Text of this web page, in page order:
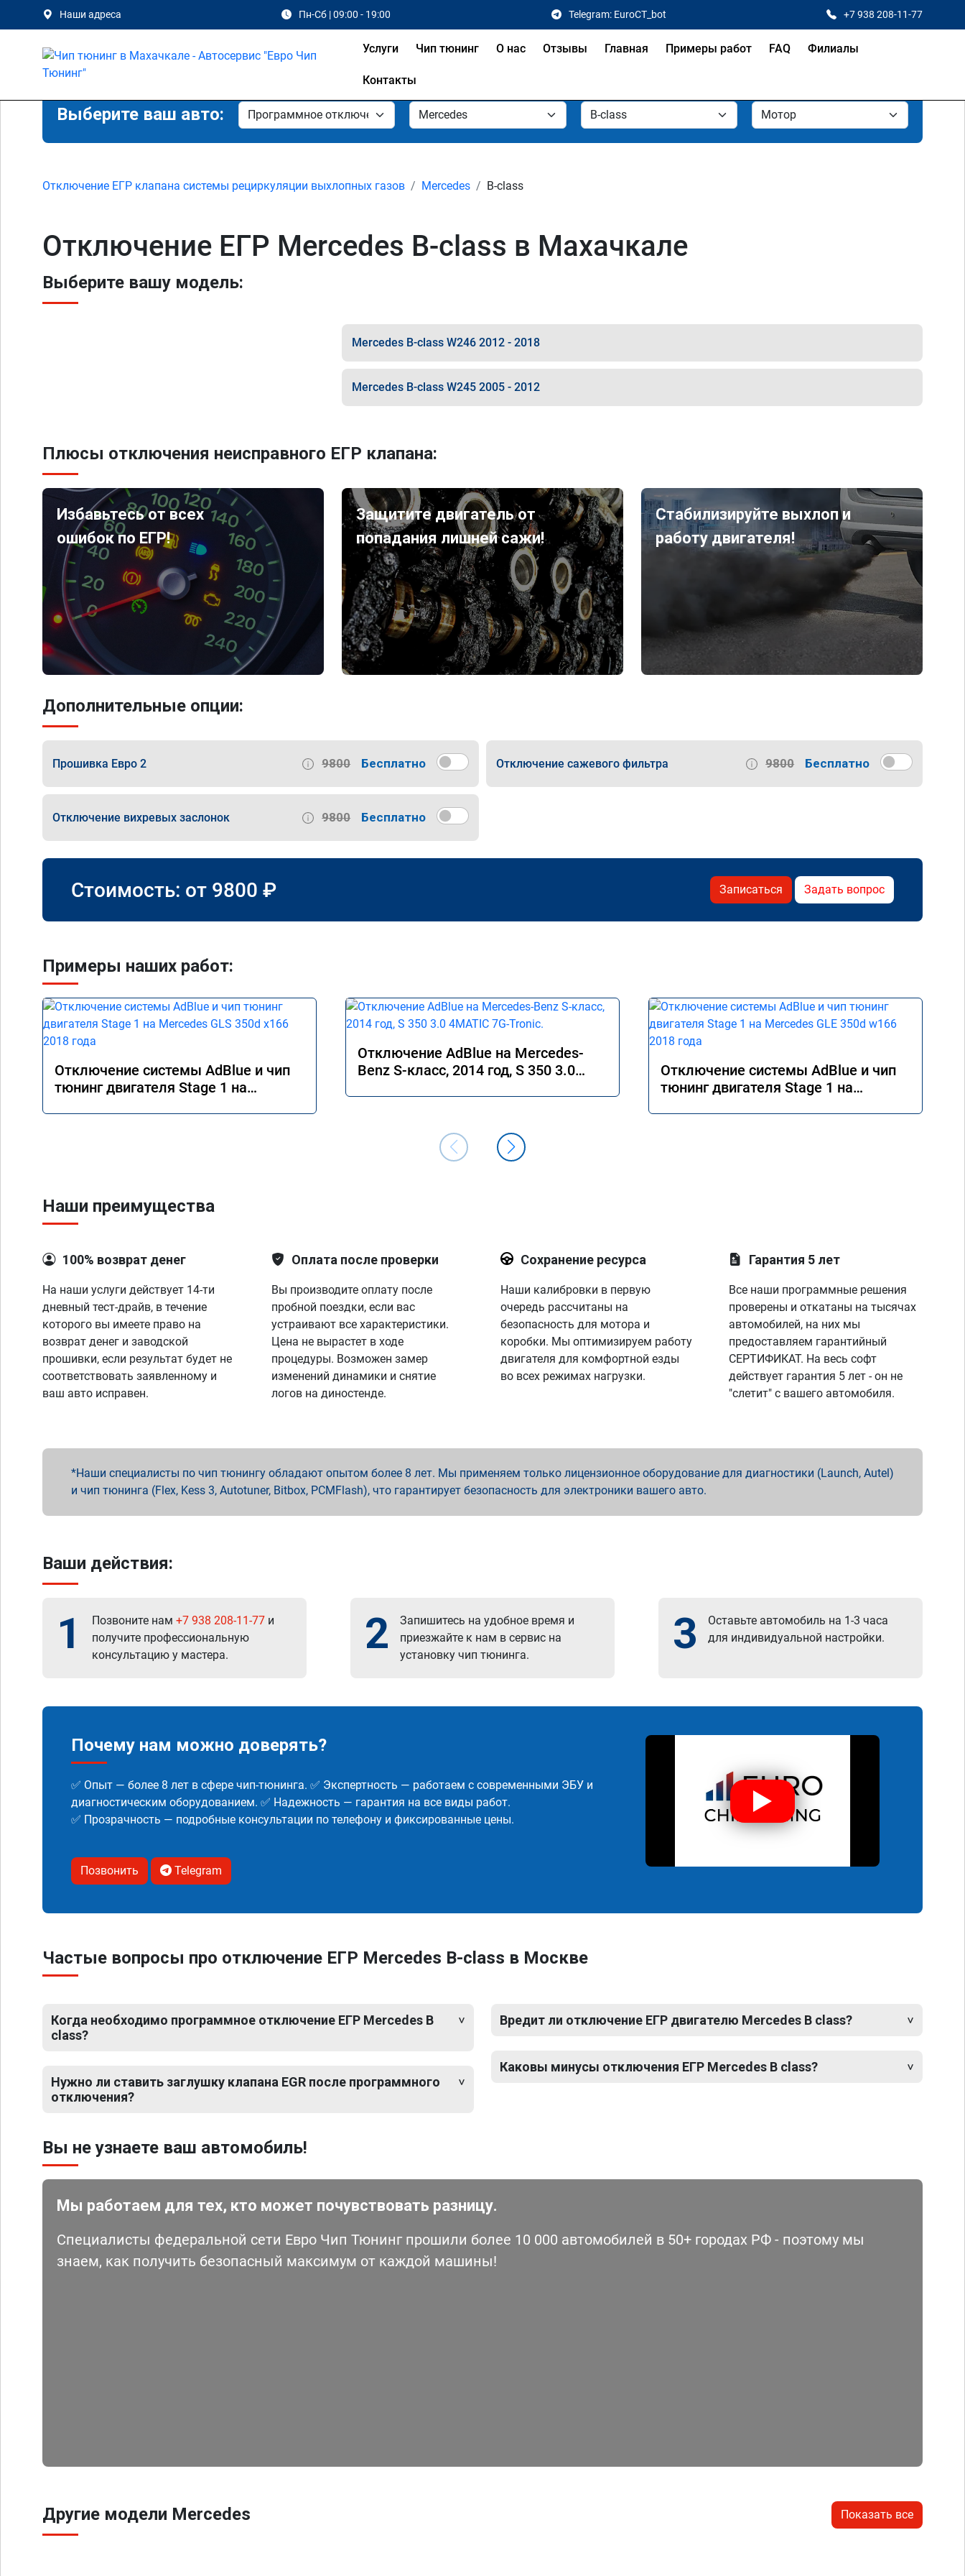
Наши адреса Пн-Сб | 09:00 - 19:00 Telegram: EuroCT_bot +7 938 208-11-77
Услуги Чип тюнинг О нас Отзывы Главная Примеры работ FAQ Филиалы
Контакты
Выберите ваш авто:
Отключение ЕГР клапана системы рециркуляции выхлопных газов Mercedes B-class
Отключение ЕГР Mercedes B-class в Махачкале
Выберите вашу модель:
Mercedes B-class W246 2012 - 2018
Mercedes B-class W245 2005 - 2012
Плюсы отключения неисправного ЕГР клапана:
Избавьтесь от всех
ошибок по ЕГР!
Защитите двигатель от
попадания лишней сажи!
Стабилизируйте выхлоп и
работу двигателя!
Дополнительные опции:
Прошивка Евро 2 9800 Бесплатно Отключение сажевого фильтра 9800 Бесплатно
Отключение вихревых заслонок 9800 Бесплатно
Стоимость: от 9800 ₽ Записаться Задать вопрос
Примеры наших работ:
Отключение системы AdBlue и чип
тюнинг двигателя Stage 1 на
Отключение AdBlue на Mercedes-
Benz S-класс, 2014 год, S 350 3.0
Отключение системы AdBlue и чип
тюнинг двигателя Stage 1 на
Наши преимущества
100% возврат денег
На наши услуги действует 14-ти
дневный тест-драйв, в течение
которого вы имеете право на
возврат денег и заводской
прошивки, если результат будет не
соответствовать заявленному и
ваш авто исправен.
Оплата после проверки
Вы производите оплату после
пробной поездки, если вас
устраивают все характеристики.
Цена не вырастет в ходе
процедуры. Возможен замер
изменений динамики и снятие
логов на диностенде.
Сохранение ресурса
Наши калибровки в первую
очередь рассчитаны на
безопасность для мотора и
коробки. Мы оптимизируем работу
двигателя для комфортной езды
во всех режимах нагрузки.
Гарантия 5 лет
Все наши программные решения
проверены и откатаны на тысячах
автомобилей, на них мы
предоставляем гарантийный
СЕРТИФИКАТ. На весь софт
действует гарантия 5 лет - он не
"слетит" с вашего автомобиля.
Наши специалисты по чип тюнингу обладают опытом более 8 лет. Мы применяем только лицензионное оборудование для диагностики (Launch, Autel)
и чип тюнинга (Flex, Kess 3, Autotuner, Bitbox, PCMFlash), что гарантирует безопасность для электроники вашего авто.
Ваши действия:
1 Позвоните нам +7 938 208-11-77 и
получите профессиональную
консультацию у мастера.
2
Запишитесь на удобное время и
приезжайте к нам в сервис на
установку чип тюнинга.
3
Оставьте автомобиль на 1-3 часа
для индивидуальной настройки.
Почему нам можно доверять?
✅ Опыт — более 8 лет в сфере чип-тюнинга. ✅ Экспертность — работаем с современными ЭБУ и
диагностическим оборудованием. ✅ Надежность — гарантия на все виды работ.
✅ Прозрачность — подробные консультации по телефону и фиксированные цены.
Позвонить Telegram
Частые вопросы про отключение ЕГР Mercedes B-class в Москве
Когда необходимо программное отключение ЕГР Mercedes B
class?
Нужно ли ставить заглушку клапана EGR после программного
отключения?
Вредит ли отключение ЕГР двигателю Mercedes B class?
Каковы минусы отключения ЕГР Mercedes B class?
Вы не узнаете ваш автомобиль!
Мы работаем для тех, кто может почувствовать разницу.
Специалисты федеральной сети Евро Чип Тюнинг прошили более 10 000 автомобилей в 50+ городах РФ - поэтому мы
знаем, как получить безопасный максимум от каждой машины!
Другие модели Mercedes Показать все